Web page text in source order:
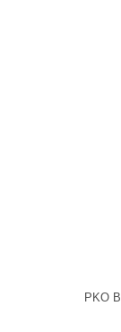
PKO